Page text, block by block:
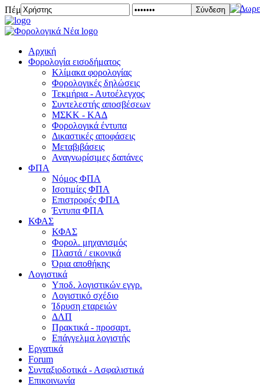
Πέμπτη 06 Αυγούστου 2026
Αρχική
Φορολογία εισοδήματος
Κλίμακα φορολογίας
Φορολογικές δηλώσεις
Τεκμήρια - Αυτοέλεγχος
Συντελεστής αποσβέσεων
ΜΣKΚ - ΚΑΔ
Φορολογικά έντυπα
Δικαστικές αποφάσεις
Μεταβιβάσεις
Αναγνωρίσιμες δαπάνες
ΦΠΑ
Νόμος ΦΠΑ
Ισοτιμίες ΦΠΑ
Επιστροφές ΦΠΑ
Έντυπα ΦΠΑ
ΚΦΑΣ
ΚΦΑΣ
Φορολ. μηχανισμός
Πλαστά / εικονικά
Όρια αποθήκης
Λογιστικά
Υποδ. λογιστικών εγγρ.
Λογιστικό σχέδιο
Ίδρυση εταρειών
ΔΛΠ
Πρακτικά - προσαρτ.
Επάγγελμα λογιστής
Εργατικά
Forum
Συνταξιοδοτικά - Ασφαλιστικά
Επικοινωνία
Σύνδεση